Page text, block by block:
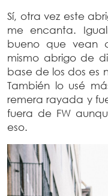
Sí, otra vez este
me encanta.
bueno que vean
mismo abrigo de
base de los dos es
También lo usé
remera rayada y
fuera de FW
eso.